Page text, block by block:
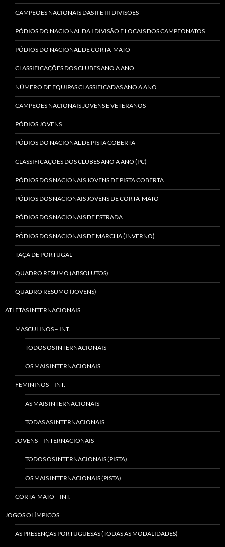
CAMPEÕES NACIONAIS DAS II E III DIVISÕES
PÓDIOS DO NACIONAL DA I DIVISÃO E LOCAIS DOS CAMPEONATOS
PÓDIOS DO NACIONAL DE CORTA-MATO
CLASSIFICAÇÕES DOS CLUBES ANO A ANO
NÚMERO DE EQUIPAS CLASSIFICADAS ANO A ANO
CAMPEÕES NACIONAIS JOVENS E VETERANOS
PÓDIOS JOVENS
PÓDIOS DO NACIONAL DE PISTA COBERTA
CLASSIFICAÇÕES DOS CLUBES ANO A ANO (PC)
PÓDIOS DOS NACIONAIS JOVENS DE PISTA COBERTA
PÓDIOS DOS NACIONAIS JOVENS DE CORTA-MATO
PÓDIOS DOS NACIONAIS DE ESTRADA
PÓDIOS DOS NACIONAIS DE MARCHA (INVERNO)
TAÇA DE PORTUGAL
QUADRO RESUMO (ABSOLUTOS)
QUADRO RESUMO (JOVENS)
ATLETAS INTERNACIONAIS
MASCULINOS – INT.
TODOS OS INTERNACIONAIS
OS MAIS INTERNACIONAIS
FEMININOS – INT.
AS MAIS INTERNACIONAIS
TODAS AS INTERNACIONAIS
JOVENS – INTERNACIONAIS
TODOS OS INTERNACIONAIS (PISTA)
OS MAIS INTERNACIONAIS (PISTA)
CORTA-MATO – INT.
JOGOS OLÍMPICOS
AS PRESENÇAS PORTUGUESAS (TODAS AS MODALIDADES)